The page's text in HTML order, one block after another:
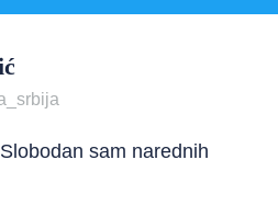
sam narednih